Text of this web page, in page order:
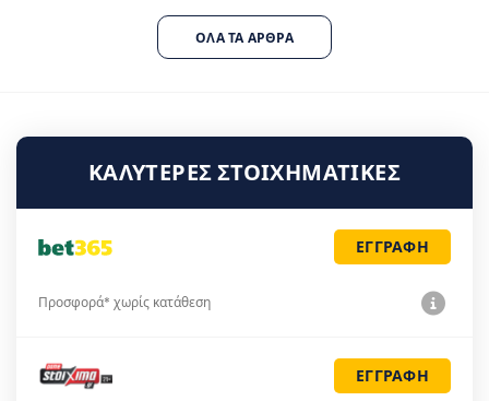
ΌΛΑ ΤΑ ΆΡΘΡΑ
ΚΑΛΎΤΕΡΕΣ ΣΤΟΙΧΗΜΑΤΙΚΈΣ
ΕΓΓΡΑΦΗ
Προσφορά* χωρίς κατάθεση
ΕΓΓΡΑΦΗ